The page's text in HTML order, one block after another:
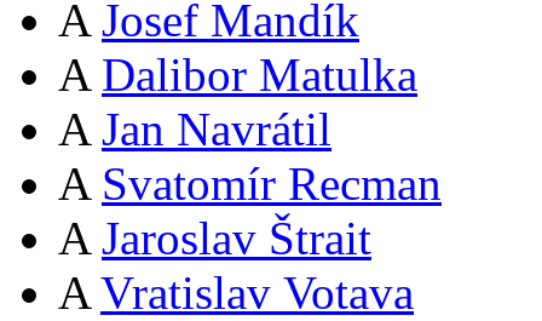
A Josef Mandík
A Dalibor Matulka
A Jan Navrátil
A Svatomír Recman
A Jaroslav Štrait
A Vratislav Votava